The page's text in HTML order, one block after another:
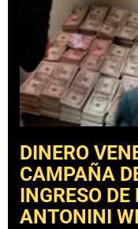
DINERO
CAMPAÑA
INGRESO
ANTONINI